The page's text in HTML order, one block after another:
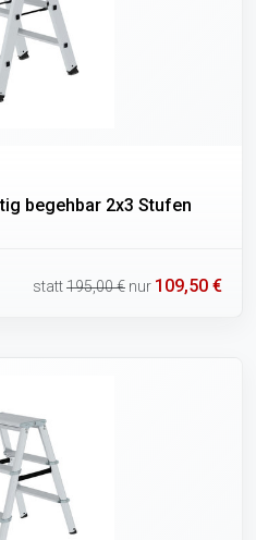
begehbar 2x3 Stufen
statt195,00 € nur 109,50 €